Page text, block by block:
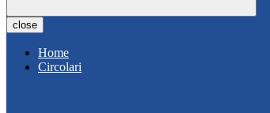
close
Home
Circolari